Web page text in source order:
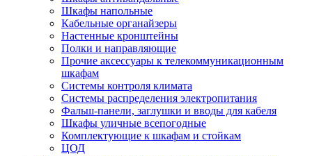
Шкафы напольные
Кабельные органайзеры
Настенные кронштейны
Полки и направляющие
Прочие аксессуары к телекоммуникационным
шкафам
Системы контроля климата
Системы распределения электропитания
Фальш-панели, заглушки и вводы для кабеля
Шкафы уличные всепогодные
Комплектующие к шкафам и стойкам
ЦОД